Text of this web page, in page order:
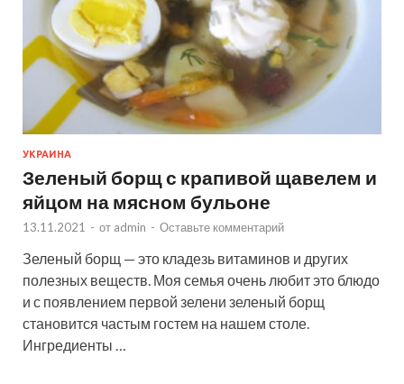
УКРАИНА
Зеленый борщ с крапивой щавелем и
яйцом на мясном бульоне
13.11.2021 - от admin - Оставьте комментарий
Зеленый борщ — это кладезь витаминов и других
полезных веществ. Моя семья очень любит это блюдо
и с появлением первой зелени зеленый борщ
становится частым гостем на нашем столе.
Ингредиенты …